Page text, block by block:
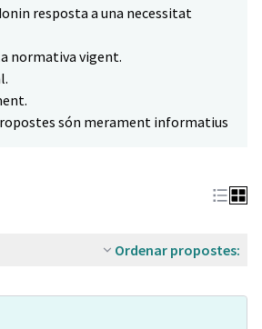
resposta a una necessitat
normativa vigent.
són merament informatius
Ordenar propostes: